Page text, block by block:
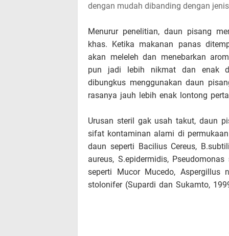
o
t
p
a
e
dengan mudah dibanding dengan
Menurur penelitian, daun pisang
khas. Ketika makanan panas
akan meleleh dan menebarkan
pun jadi lebih nikmat dan enak
dibungkus menggunakan daun
rasanya jauh lebih enak lontong
Urusan steril gak usah takut, daun
sifat kontaminan alami di
daun seperti Bacilius Cereus,
aureus, S.epidermidis,
seperti Mucor Mucedo, Aspergillus
stolonifer (Supardi dan Sukamto,